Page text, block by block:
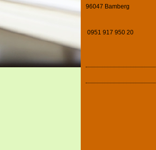
96047 Bamberg
0951 917 950 20